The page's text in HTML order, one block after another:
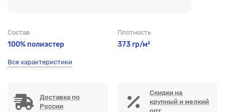
Состав
100% полиэстер
Плотность
373 гр/м²
Все характеристики
Доставка по
России
Скидки на
крупный и мелкий